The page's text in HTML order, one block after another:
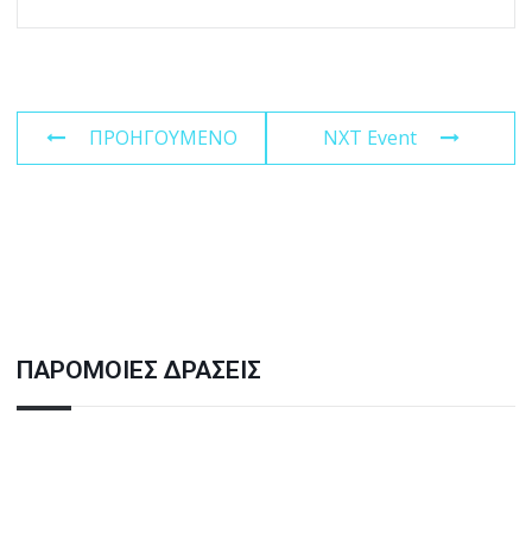
ΠΡΟΗΓΟΥΜΕΝΟ NXT Event
ΠΑΡΟΜΟΙΕΣ ΔΡΑΣΕΙΣ